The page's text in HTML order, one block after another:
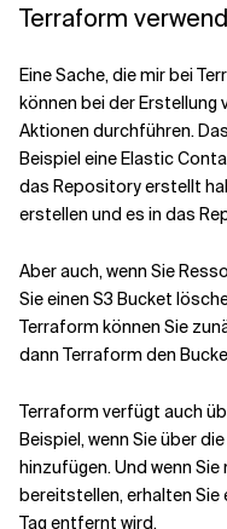
Terraform
Eine Sache, die mir bei
können bei der Erstellung
Aktionen durchführen.
Beispiel eineElastic
das Repository erstellt
erstellen und es in das
Aber auch, wenn Sie
Sie einen S3 Bucket
Terraform können Sie
dann Terraform den
Terraform verfügt auch
Beispiel, wenn Sie über
hinzufügen. Und wenn
bereitstellen, erhalten Sie
Tag entfernt wird.